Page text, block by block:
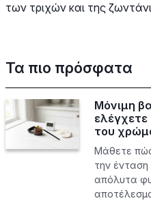
των τριχών και της
Τα πιο πρόσφατα
Μόνιμη
ελέγχετε
του
Μάθετε
την
απόλυτα